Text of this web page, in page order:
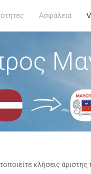
Ασφάλεια
κλήσεις